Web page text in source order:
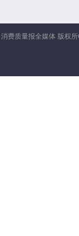
消费质量报全媒体 版权